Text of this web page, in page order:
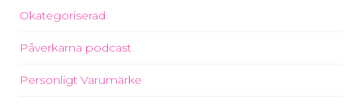
Okategoriserad
Påverkarna podcast
Personligt Varumärke